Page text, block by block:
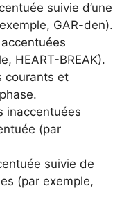
suivie d’une
GAR-den).
HEART-BREAK).
courants et
inaccentuées
(par
suivie de
(par exemple,